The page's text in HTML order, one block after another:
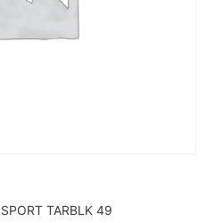
TARBLK 49